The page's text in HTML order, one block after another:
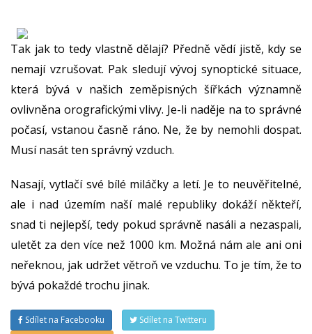
Tak jak to tedy vlastně dělají? Předně vědí jistě, kdy se
nemají vzrušovat. Pak sledují vývoj synoptické situace,
která bývá v našich zeměpisných šířkách významně
ovlivněna orografickými vlivy. Je-li naděje na to správné
počasí, vstanou časně ráno. Ne, že by nemohli dospat.
Musí nasát ten správný vzduch.
Nasají, vytlačí své bílé miláčky a letí. Je to neuvěřitelné,
ale i nad územím naší malé republiky dokáží někteří,
snad ti nejlepší, tedy pokud správně nasáli a nezaspali,
uletět za den více než 1000 km. Možná nám ale ani oni
neřeknou, jak udržet větroň ve vzduchu. To je tím, že to
bývá pokaždé trochu jinak.
Sdílet na Facebooku
Sdílet na Twitteru